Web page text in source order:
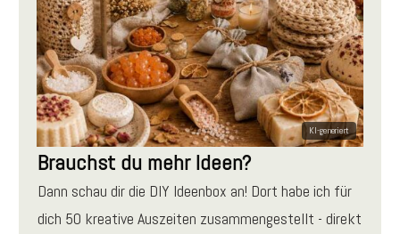
Brauchst du mehr Ideen?
Dann schau dir die DIY Ideenbox an! Dort habe ich für
dich 50 kreative Auszeiten zusammengestellt - direkt